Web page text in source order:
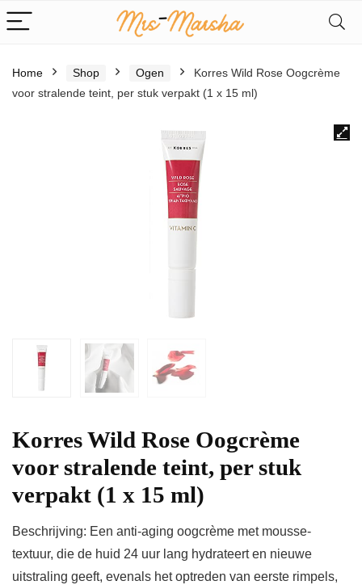
Home Shop Ogen
Korres Wild Rose Oogcrème
voor stralende teint, per stuk verpakt (1 x 15 ml)
Korres Wild Rose Oogcrème
voor stralende teint, per stuk
verpakt (1 x 15 ml)
Beschrijving: Een anti-aging oogcrème met mousse-
textuur, die de huid 24 uur lang hydrateert en nieuwe
uitstraling geeft, evenals het optreden van eerste rimpels,